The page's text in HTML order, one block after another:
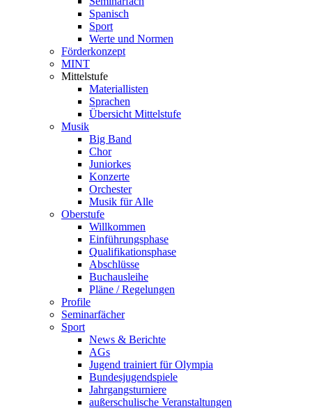
Spanisch
Sport
Werte und Normen
Förderkonzept
MINT
Mittelstufe
Materiallisten
Sprachen
Übersicht Mittelstufe
Musik
Big Band
Chor
Juniorkes
Konzerte
Orchester
Musik für Alle
Oberstufe
Willkommen
Einführungsphase
Qualifikationsphase
Abschlüsse
Buchausleihe
Pläne / Regelungen
Profile
Seminarfächer
Sport
News & Berichte
AGs
Jugend trainiert für Olympia
Bundesjugendspiele
Jahrgangsturniere
außerschulische Veranstaltungen